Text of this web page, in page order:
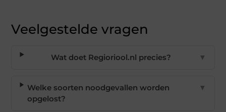
Veelgestelde vragen
Wat doet Regioriool.nl precies? ▼
Welke soorten noodgevallen worden
opgelost?
▼